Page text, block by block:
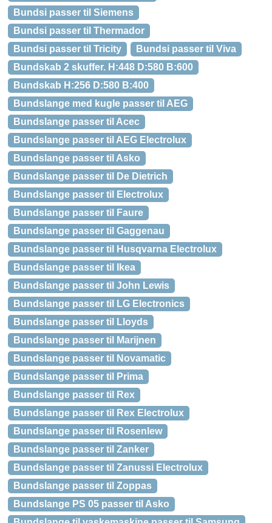
Bundsi passer til Siemens
Bundsi passer til Thermador
Bundsi passer til Tricity
Bundsi passer til Viva
Bundskab 2 skuffer. H:448 D:580 B:600
Bundskab H:256 D:580 B:400
Bundslange med kugle passer til AEG
Bundslange passer til Acec
Bundslange passer til AEG Electrolux
Bundslange passer til Asko
Bundslange passer til De Dietrich
Bundslange passer til Electrolux
Bundslange passer til Faure
Bundslange passer til Gaggenau
Bundslange passer til Husqvarna Electrolux
Bundslange passer til Ikea
Bundslange passer til John Lewis
Bundslange passer til LG Electronics
Bundslange passer til Lloyds
Bundslange passer til Marijnen
Bundslange passer til Novamatic
Bundslange passer til Prima
Bundslange passer til Rex
Bundslange passer til Rex Electrolux
Bundslange passer til Rosenlew
Bundslange passer til Zanker
Bundslange passer til Zanussi Electrolux
Bundslange passer til Zoppas
Bundslange PS 05 passer til Asko